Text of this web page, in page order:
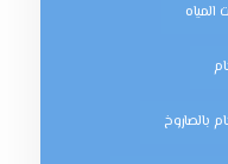
المياه
بالصاروخ